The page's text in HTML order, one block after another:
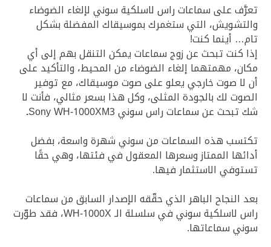
تعرَّف على سماعات راس لاسلكية سوني لإلغاء الضوضاء
والتشويش، التي ستغمرك بموسيقاك المفضلة بشكل
تام… أينما كنت!
إذا كنت تبحث عن زوج سماعات يمكن التنقل بهم إلى أي
مكان، مهمتهما إلغاء الضوضاء من المحيط، والتأكيد على
أن لا صوت خارجي يعلو على صوت موسيقاك، مع توفير
الصوت لك بالجودة المثلى، وكل هذا بسعر مثالي، فأنت لا
شك تبحث عن سماعات راس سوني Sony WH-1000XM3
.
تكتسب هذه السماعات من سوني شهرة واسعة، بفضل
أدائها الممتاز وسعرها المعقول في فئتها، وهي حقًا
تستوفي الاستثمار فيها.
بعد النجاح الباهر الذي حقّقه الإصدار السابق من سماعات
راس لاسلكية سوني في سلسلة الـ WH-1000X، فقد طوّرت
سوني سماعاتها.